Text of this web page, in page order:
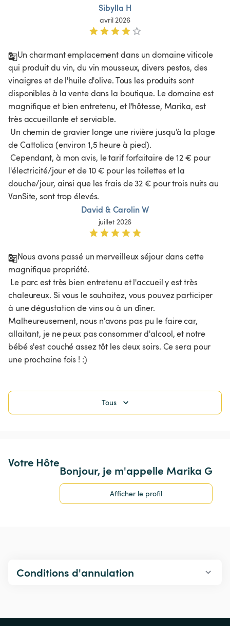
Sibylla H
avril 2026
Un charmant emplacement dans un domaine viticole
qui produit du vin, du vin mousseux, divers pestos, des
vinaigres et de l'huile d'olive. Tous les produits sont
disponibles à la vente dans la boutique. Le domaine est
magnifique et bien entretenu, et l'hôtesse, Marika, est
très accueillante et serviable.
de Cattolica (environ 1,5 heure à pied).
l'électricité/jour et de 10 € pour les toilettes et la
douche/jour, ainsi que les frais de 32 € pour trois nuits au
VanSite, sont trop élevés.
David & Carolin W
juillet 2026
Nous avons passé un merveilleux séjour dans cette
magnifique propriété.
chaleureux. Si vous le souhaitez, vous pouvez participer
à une dégustation de vins ou à un dîner.
Malheureusement, nous n'avons pas pu le faire car,
allaitant, je ne peux pas consommer d'alcool, et notre
bébé s'est couché assez tôt les deux soirs. Ce sera pour
une prochaine fois ! :)
Tous
Votre Hôte
Bonjour, je m'appelle Marika G
Afficher le profil
Conditions d'annulation